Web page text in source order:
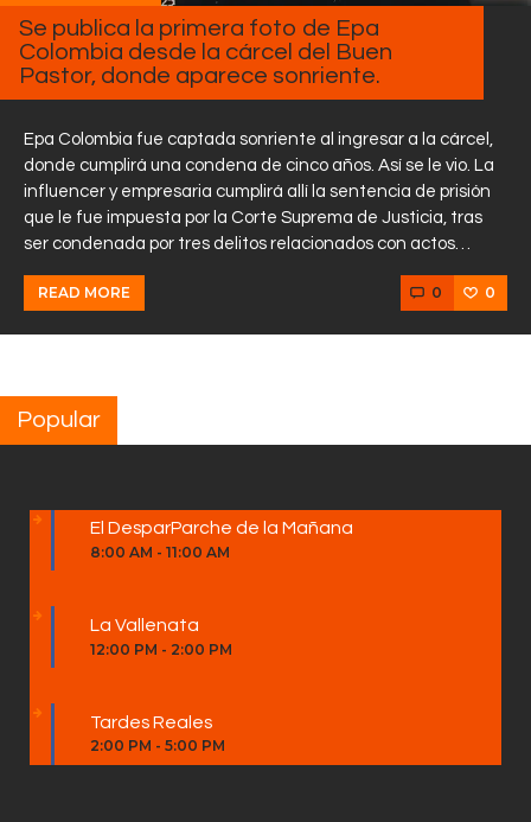
Se publica la primera foto de Epa
Colombia desde la cárcel del Buen
Pastor, donde aparece sonriente.
Epa Colombia fue captada sonriente al ingresar a la cárcel,
donde cumplirá una condena de cinco años. Así se le vio. La
influencer y empresaria cumplirá allí la sentencia de prisión
que le fue impuesta por la Corte Suprema de Justicia, tras
ser condenada por tres delitos relacionados con actos…
READ MORE 0 0
Popular
El DesparParche de la Mañana
8:00 AM - 11:00 AM
La Vallenata
12:00 PM - 2:00 PM
Tardes Reales
2:00 PM - 5:00 PM